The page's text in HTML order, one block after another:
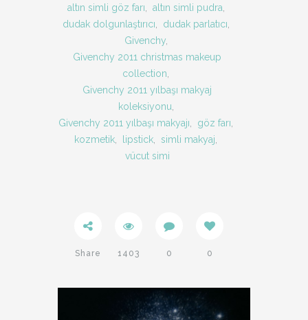
altın simli göz farı
altın simli pudra
dudak dolgunlaştırıcı
dudak parlatıcı
Givenchy,
Givenchy 2011 christmas makeup
collection
Givenchy 2011 yılbaşı makyaj
koleksiyonu
Givenchy 2011 yılbaşı makyajı
göz farı
kozmetik
lipstick simli makyaj
vücut simi
Share
Twitter
1403 0 0